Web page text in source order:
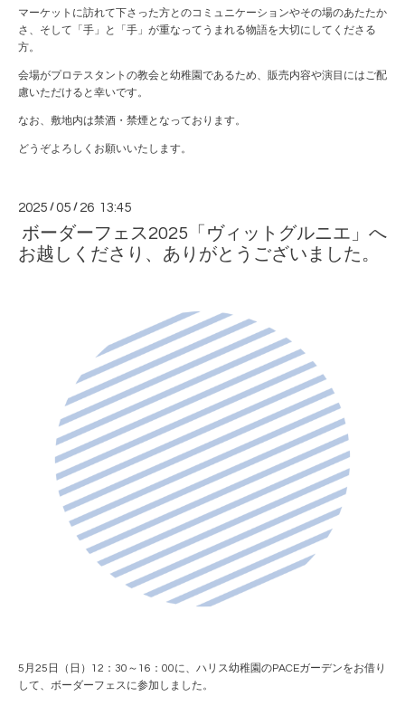
マーケットに訪れて下さった方とのコミュニケーションやその場のあたたか
さ、そして「手」と「手」が重なってうまれる物語を大切にしてくださる
方。
会場がプロテスタントの教会と幼稚園であるため、販売内容や演目にはご配
慮いただけると幸いです。
なお、敷地内は禁酒・禁煙となっております。
どうぞよろしくお願いいたします。
2025 /05 / 26 13:45
ボーダーフェス2025「ヴィットグルニエ」へ
お越しくださり、ありがとうございました。
5月25日（日）12：30～16：00に、ハリス幼稚園のPACEガーデンをお借り
して、ボーダーフェスに参加しました。